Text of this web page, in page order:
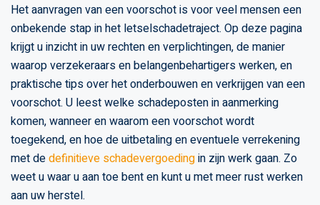
Het aanvragen van een voorschot is voor veel mensen een
onbekende stap in het letselschadetraject. Op deze pagina
krijgt u inzicht in uw rechten en verplichtingen, de manier
waarop verzekeraars en belangenbehartigers werken, en
praktische tips over het onderbouwen en verkrijgen van een
voorschot. U leest welke schadeposten in aanmerking
komen, wanneer en waarom een voorschot wordt
toegekend, en hoe de uitbetaling en eventuele verrekening
met dedefinitieve schadevergoedingin zijn werk gaan. Zo
weet u waar u aan toe bent en kunt u met meer rust werken
aan uw herstel.